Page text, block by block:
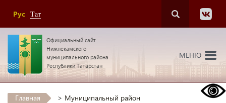
Рус Тат
Официальный сайт
Нижнекамского
муниципального района
Республики Татарстан
МЕНЮ
Главная > Муниципальный район